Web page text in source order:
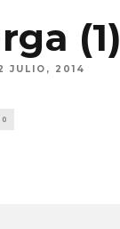
(1)
JULIO, 2014
0